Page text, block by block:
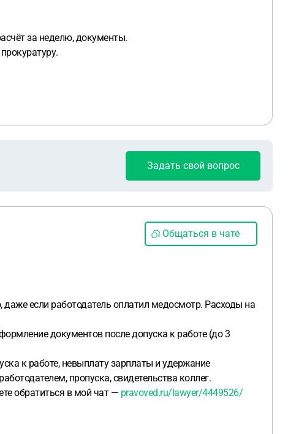
за неделю, документы.
Задать свой вопрос
Общаться в чате
если работодатель оплатил медосмотр. Расходы на
документов после допуска к работе (до 3
к работе, невыплату зарплаты и удержание
пропуска, свидетельства коллег.
обратиться в мой чат — pravoved.ru/lawyer/4449526/